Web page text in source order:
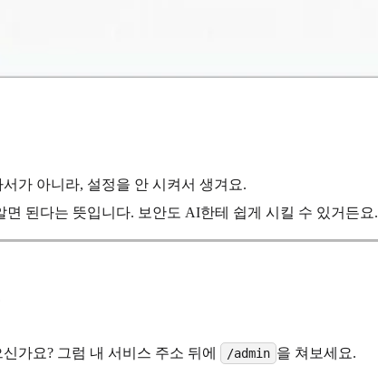
가 아니라, 설정을 안 시켜서 생겨요.
된다는 뜻입니다. 보안도 AI한테 쉽게 시킬 수 있거든요.
가요? 그럼 내 서비스 주소 뒤에 /admin 을 쳐보세요.